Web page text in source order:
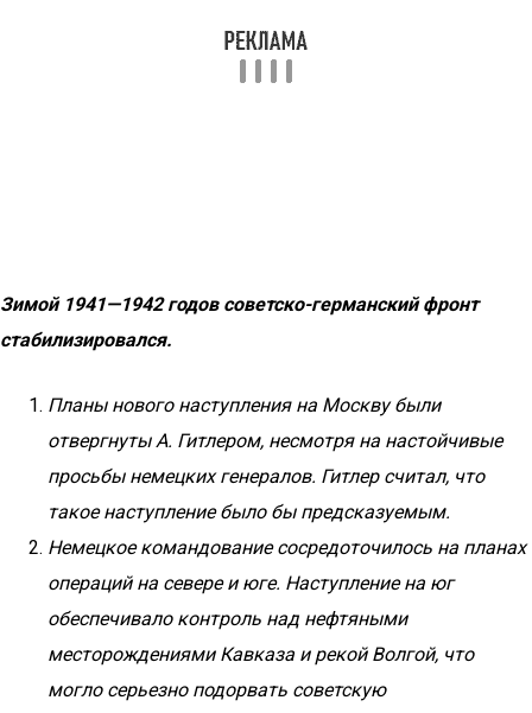
Зимой 1941—1942 годов советско-германский фронт
стабилизировался.
Планы нового наступления на Москву были
отвергнуты А. Гитлером, несмотря на настойчивые
просьбы немецких генералов. Гитлер считал, что
такое наступление было бы предсказуемым.
Немецкое командование сосредоточилось на планах
операций на севере и юге. Наступление на юг
обеспечивало контроль над нефтяными
месторождениями Кавказа и рекой Волгой, что
могло серьезно подорвать советскую